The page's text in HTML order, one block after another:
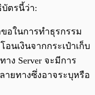
บัตรนี้ว่า:
ขอในการทำธุรกรรม
นเงินจากกระเป๋าเก็บ
ง Server จะมีการ
ยทางซึ่งอาจระบุหรือ